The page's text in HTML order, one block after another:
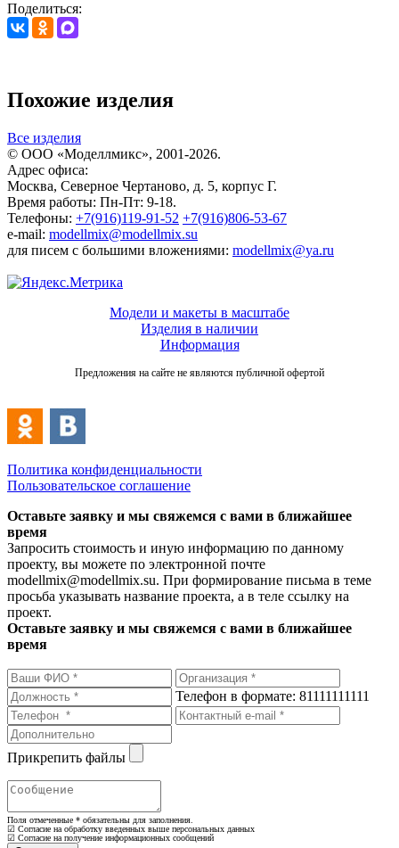
Поделиться:
Похожие изделия
Все изделия
© ООО «Моделлмикс», 2001-2026.
Адрес офиса:
Москва, Северное Чертаново, д. 5, корпус Г.
Время работы: Пн-Пт: 9-18.
Телефоны: +7(916)119-91-52 +7(916)806-53-67
e-mail: modellmix@modellmix.su
для писем с большими вложениями: modellmix@ya.ru
Модели и макеты в масштабе
Изделия в наличии
Информация
Предложения на сайте не являются публичной офертой
Политика конфиденциальности
Пользовательское соглашение
Оставьте заявку и мы свяжемся с вами в ближайшее
время
Запросить стоимость и иную информацию по данному
проекту, вы можете по электронной почте
modellmix@modellmix.su. При формирование письма в теме
просьба указывать название проекта, а в теле ссылку на
проект.
Оставьте заявку и мы свяжемся с вами в ближайшее
время
Телефон в формате: 81111111111
Прикрепить файлы
Поля отмеченные * обязательны для заполнения.
☑ Согласие на обработку введенных выше персональных данных
☑ Согласие на получение информационных сообщений